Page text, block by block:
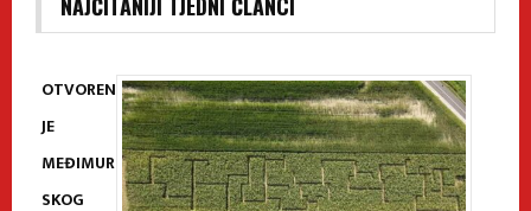
OTVOREN
JE
MEĐIMUR
SKOG